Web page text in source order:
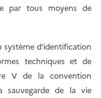
par tous moyens de
système d'identification
techniques et de
V de la convention
sauvegarde de la vie